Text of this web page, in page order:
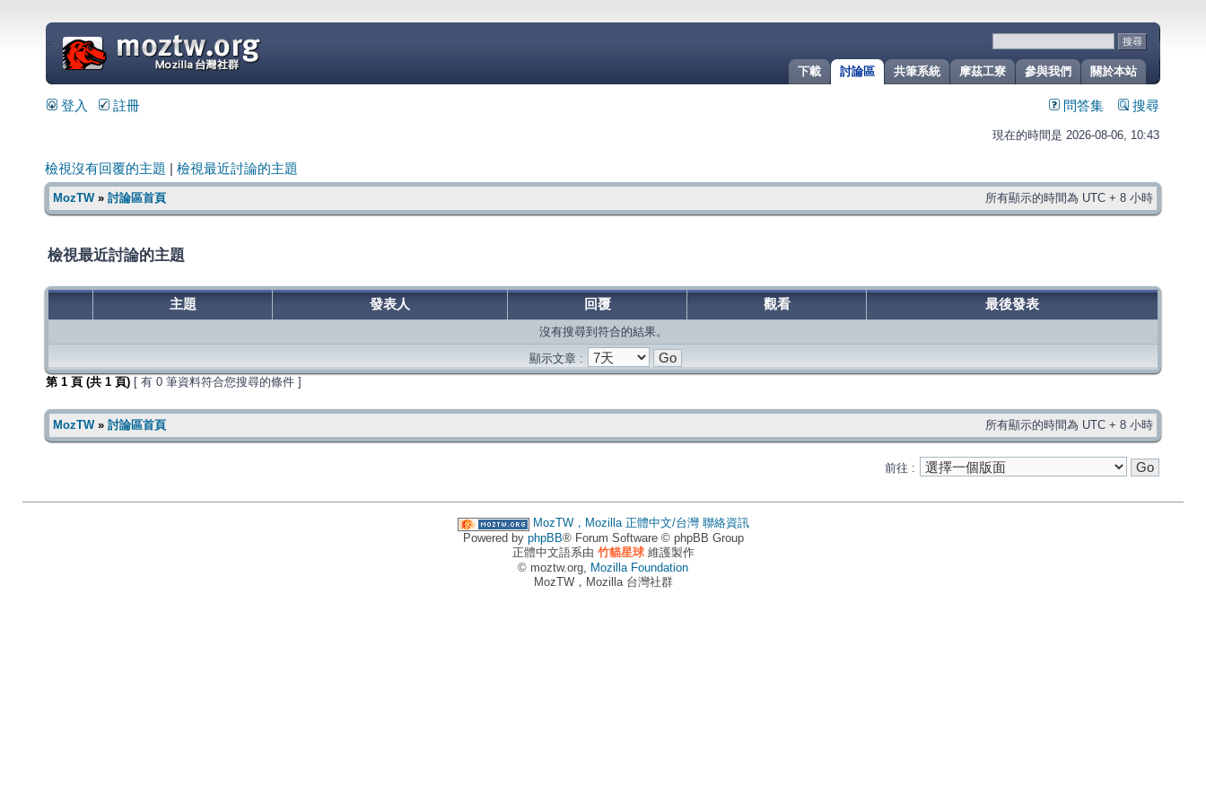
關於本站
參與我們
摩茲工寮
共筆系統
討論區
下載
=
登入 註冊 問答集 搜尋
現在的時間是 2026-08-06, 10:43
檢視沒有回覆的主題 檢視最近討論的主題
MozTW» 討論區首頁 所有顯示的時間為 UTC + 8 小時
檢視最近討論的主題
主題 發表人 回覆 觀看 最後發表
沒有搜尋到符合的結果。
顯示文章 :
第 1 頁 (共 1 頁) [ 有 0 筆資料符合您搜尋的條件 ]
MozTW» 討論區首頁 所有顯示的時間為 UTC + 8 小時
前往 :
MozTW，Mozilla 正體中文/台灣 聯絡資訊
Powered by phpBB® Forum Software © phpBB Group
正體中文語系由 竹貓星球維護製作
© moztw.org, Mozilla Foundation
MozTW，Mozilla 台灣社群